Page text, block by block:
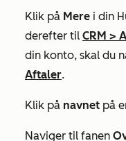
Klik på Mere i din
derefter til CRM >
din konto, skal du
Aftaler.
Klik på navnet på
Naviger til fanen